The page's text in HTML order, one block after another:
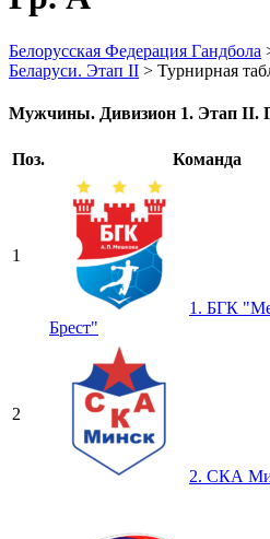
Белорусская Федерация Гандбола
Беларуси. Этап II > Турнирная
Мужчины. Дивизион 1. Этап II.
Поз. Команда
1
1. БГК
Брест"
2
2. СКА